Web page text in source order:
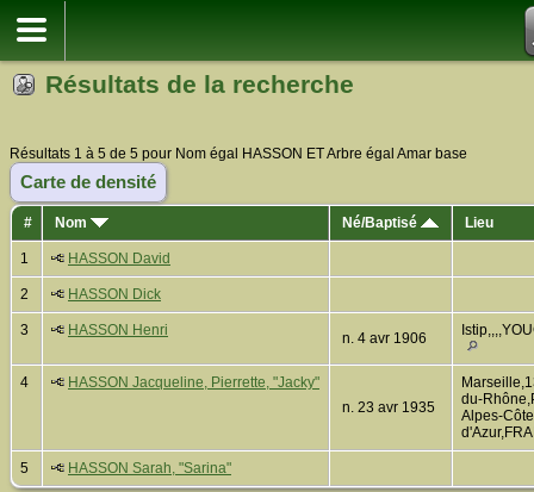
Résultats de la recherche
Résultats 1 à 5 de 5 pour Nom égal HASSON ET Arbre égal Amar base
Carte de densité
# Nom Né/Baptisé Lieu
1 HASSON David
2 HASSON Dick
3 HASSON Henri n. 4 avr 1906
4
HASSON Jacqueline, Pierrette, "Jacky"
n. 23 avr 1935
du-
Alpes-Côte
5 HASSON Sarah, "Sarina"